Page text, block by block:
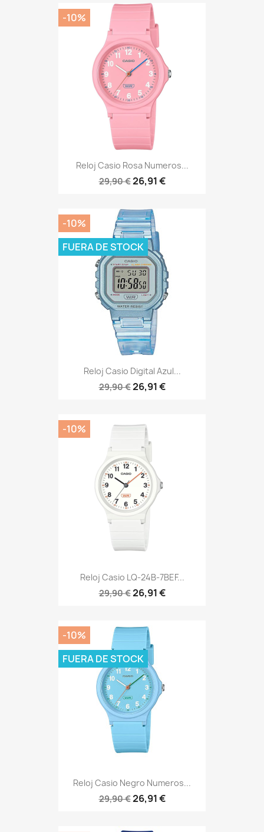
Reloj Casio Rosa Numeros...
29,90 €26,91 €
-10%
Reloj Casio Digital Azul...
29,90 €26,91 €
-10%
FUERA DE STOCK
Reloj Casio LQ-24B-7BEF...
29,90 €26,91 €
-10%
Reloj Casio Negro Numeros...
29,90 €26,91 €
-10%
FUERA DE STOCK